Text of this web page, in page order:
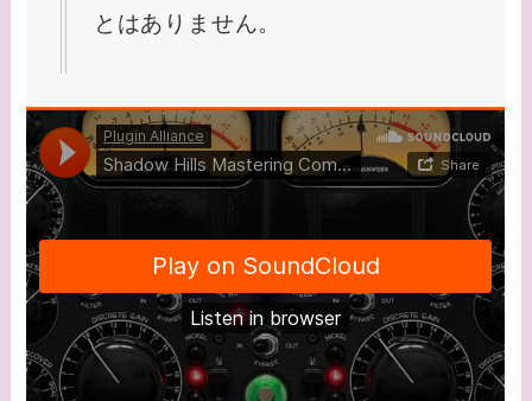
とはありません。